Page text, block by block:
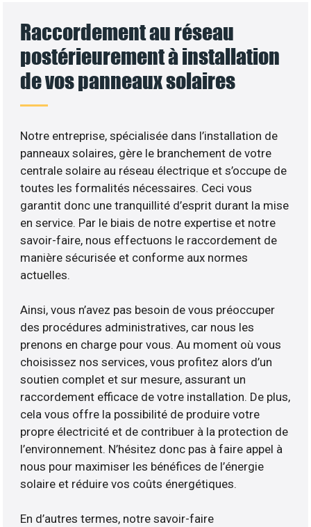
Raccordement au réseau
postérieurement à installation
de vos panneaux solaires
Notre entreprise, spécialisée dans l’installation de
panneaux solaires, gère le branchement de votre
centrale solaire au réseau électrique et s’occupe de
toutes les formalités nécessaires. Ceci vous
garantit donc une tranquillité d’esprit durant la mise
en service. Par le biais de notre expertise et notre
savoir-faire, nous effectuons le raccordement de
manière sécurisée et conforme aux normes
actuelles.
Ainsi, vous n’avez pas besoin de vous préoccuper
des procédures administratives, car nous les
prenons en charge pour vous. Au moment où vous
choisissez nos services, vous profitez alors d’un
soutien complet et sur mesure, assurant un
raccordement efficace de votre installation. De plus,
cela vous offre la possibilité de produire votre
propre électricité et de contribuer à la protection de
l’environnement. N’hésitez donc pas à faire appel à
nous pour maximiser les bénéfices de l’énergie
solaire et réduire vos coûts énergétiques.
En d’autres termes, notre savoir-faire